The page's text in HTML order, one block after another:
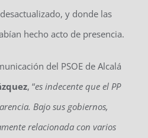
y donde las
hecho acto de presencia.
del PSOE de Alcalá
, “es indecente que el PP
Bajo sus gobiernos,
relacionada con varios